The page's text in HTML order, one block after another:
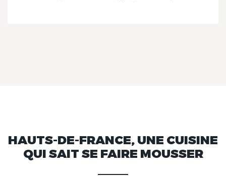
HAUTS-DE-FRANCE, UNE CUISINE
QUI SAIT SE FAIRE MOUSSER